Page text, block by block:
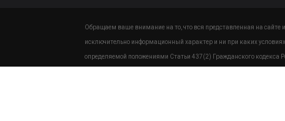
Обращаем ваше внимание на то, что вся представленная на сайте
исключительно информационный характер и ни при каких
определяемой положениями Статьи 437(2) Гражданского кодекса